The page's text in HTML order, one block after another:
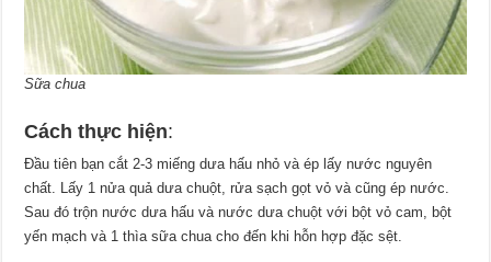
Sữa chua
Cách thực hiện:
Đầu tiên bạn cắt 2-3 miếng dưa hấu nhỏ và ép lấy nước nguyên
chất. Lấy 1 nửa quả dưa chuột, rửa sạch gọt vỏ và cũng ép nước.
Sau đó trộn nước dưa hấu và nước dưa chuột với bột vỏ cam, bột
yến mạch và 1 thìa sữa chua cho đến khi hỗn hợp đặc sệt.